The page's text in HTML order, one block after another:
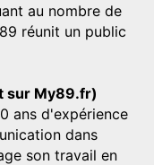
au nombre de
réunit un public
sur My89.fr)
ans d'expérience
dans
son travail en